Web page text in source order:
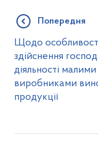
Попередня
Щодо
здійснення
діяльності малими
виробниками
продукції